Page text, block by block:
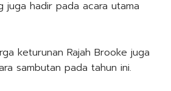
juga hadir pada acara utama
keturunan Rajah Brooke juga
sambutan pada tahun ini.